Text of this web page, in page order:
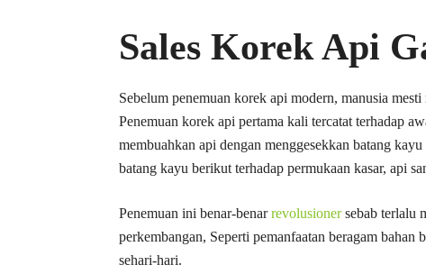
Sales Korek Api
Sebelum penemuan korek api modern, manusia
Penemuan korek api pertama kali tercatat terhadap
membuahkan api dengan menggesekkan batang
batang kayu berikut terhadap permukaan kasar, api
Penemuan ini benar-benarrevolusionersebab terlalu
perkembangan, Seperti pemanfaatan beragam
sehari-hari.